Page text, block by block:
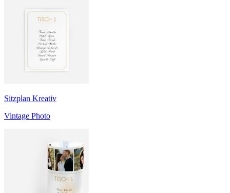
Sitzplan Kreativ
Vintage Photo